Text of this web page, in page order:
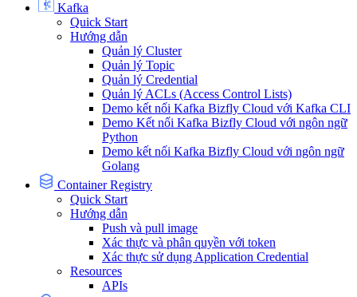
Kafka
Quick Start
Hướng dẫn
Quản lý Cluster
Quản lý Topic
Quản lý Credential
Quản lý ACLs (Access Control Lists)
Demo kết nối Kafka Bizfly Cloud với Kafka CLI
Demo Kết nối Kafka Bizfly Cloud với ngôn ngữ
Python
Demo kết nối Kafka Bizfly Cloud với ngôn ngữ
Golang
Container Registry
Quick Start
Hướng dẫn
Push và pull image
Xác thực và phân quyền với token
Xác thực sử dụng Application Credential
Resources
APIs